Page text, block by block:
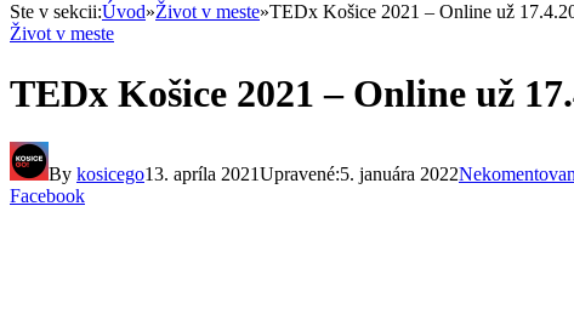
Ste v sekcii:Úvod»Život v meste»TEDx Košice 2021 – Online už
Život v meste
TEDx Košice 2021 – Online už
By kosicego13. apríla 2021Upravené:5. januára 2022
Facebook